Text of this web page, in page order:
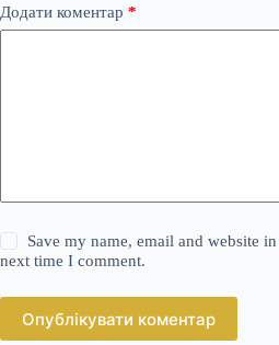
Додати коментар *
Save my name, email and website
next time I comment.
Опублікувати коментар